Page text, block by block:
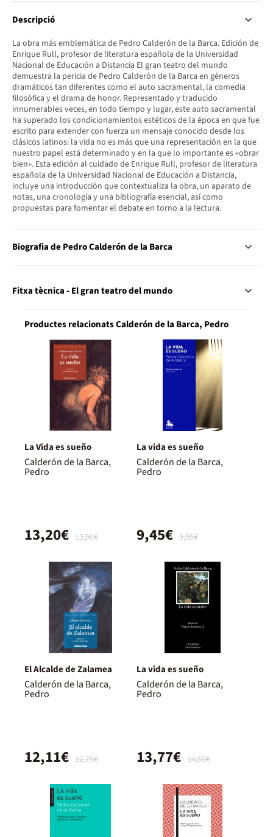
Descripció
La obra más emblemática de Pedro Calderón de la Barca. Edición de
Enrique Rull, profesor de literatura española de la Universidad
Nacional de Educación a Distancia El gran teatro del mundo
demuestra la pericia de Pedro Calderón de la Barca en géneros
dramáticos tan diferentes como el auto sacramental, la comedia
filosófica y el drama de honor. Representado y traducido
innumerables veces, en todo tiempo y lugar, este auto sacramental
ha superado los condicionamientos estéticos de la época en que fue
escrito para extender con fuerza un mensaje conocido desde los
clásicos latinos: la vida no es más que una representación en la que
nuestro papel está determinado y en la que lo importante es «obrar
bien». Esta edición al cuidado de Enrique Rull, profesor de literatura
española de la Universidad Nacional de Educación a Distancia,
incluye una introducción que contextualiza la obra, un aparato de
notas, una cronología y una bibliografía esencial, así como
propuestas para fomentar el debate en torno a la lectura.
Biografia de Pedro Calderón de la Barca
Fitxa tècnica - El gran teatro del mundo
Productes relacionats Calderón de la Barca, Pedro
La Vida es sueño
Calderón de la Barca,
Pedro
13,90€
13,20€
La vida es sueño
Calderón de la Barca,
Pedro
9,95€
9,45€
El Alcalde de Zalamea
Calderón de la Barca,
Pedro
12,75€
12,11€
La vida es sueño
Calderón de la Barca,
Pedro
14,50€
13,77€